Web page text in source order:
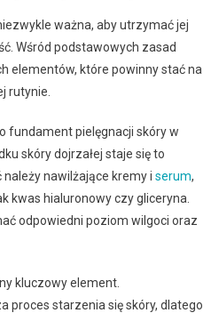
ważna, aby utrzymać jej
Wśród podstawowych zasad
elementów, które powinny stać na
rutynie.
fundament pielęgnacji skóry w
skóry dojrzałej staje się to
nawilżające kremy i serum,
kwas hialuronowy czy gliceryna.
odpowiedni poziom wilgoci oraz
kluczowy element.
proces starzenia się skóry, dlatego